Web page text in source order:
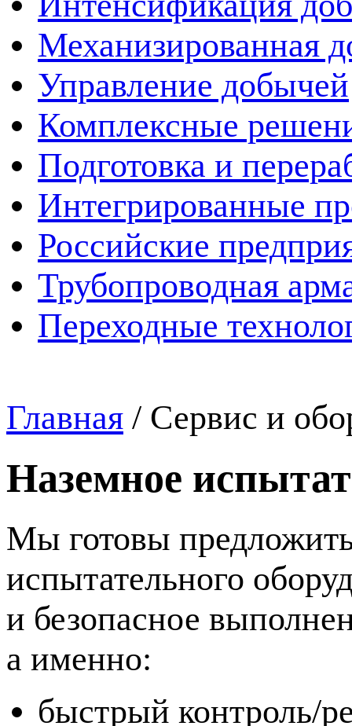
Механизированная
Управление добычей
Комплексные
Подготовка и
Интегрированные
Российские
Трубопроводная
Переходные
Главная / Сервис и
Наземное
Мы готовы
испытательного
и безопасное
а именно:
быстрый контроль/